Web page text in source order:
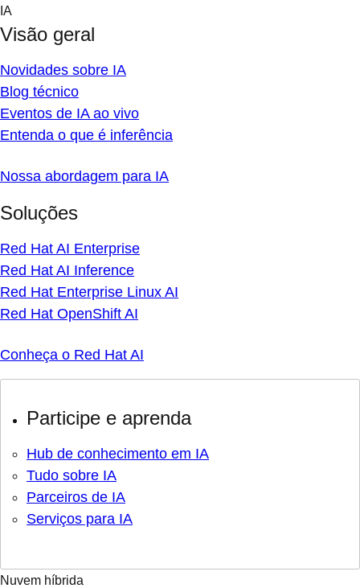
Skip
content
IA
Visão geral
Novidades sobre IA
Blog técnico
Eventos de IA ao vivo
Entenda o que é inferência
Nossa abordagem para IA
Soluções
Red Hat AI Enterprise
Red Hat AI Inference
Red Hat Enterprise Linux AI
Red Hat OpenShift AI
Conheça o Red Hat AI
Participe e aprenda
Hub de conhecimento em IA
Tudo sobre IA
Parceiros de IA
Serviços para IA
Nuvem híbrida